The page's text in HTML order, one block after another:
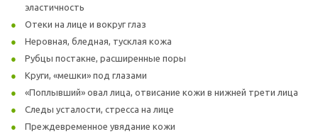
эластичность
Отеки на лице и вокруг глаз
Неровная, бледная, тусклая кожа
Рубцы постакне, расширенные поры
Круги, «мешки» под глазами
«Поплывший» овал лица, отвисание кожи в нижней трети лица
Следы усталости, стресса на лице
Преждевременное увядание кожи